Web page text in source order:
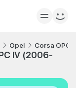
Opel Corsa OPC
IV (2006-